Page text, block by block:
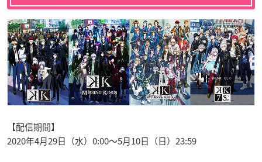
【配信期間】
2020年4月29日（水）0:00～5月10日（日）23:59